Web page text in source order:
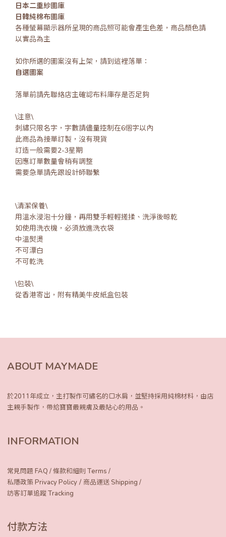
日本二重紗圖庫
日韓純棉布圖庫
各種螢幕顯示器所呈現的商品照可能會產生色差，商品顏色請
以實品為主
如你所選的圖案沒有上架，請到這裡落單：
自選圖案
落單前請先聯絡店主確認布料庫存是否足夠
\注意\
刺繡只限名字，字數請儘量控制在6個字以內
此商品為接單訂製，沒有現貨
訂造一般需要2-3星期
因應訂單數量會稍有調整
需要急單請先跟設計師聯繫
\清潔保養\
用溫水浸泡十分鐘，再用雙手輕輕搓揉、洗淨後晾乾
如使用洗衣機，必須放進洗衣袋
中溫熨燙
不可漂白
不可乾洗
\包裝\
從香港寄出，附有精美牛皮紙盒包裝
ABOUT MAYMADE
於2011年成立，主打製作可繡名的口水肩， 並堅持採用純棉材料，由店
主親手製作， 帶給寶寶最親膚及最貼心的用品。
INFORMATION
常見問題 FAQ /條款和細則 Terms /
私隱政策 Privacy Policy / 商品運送 Shipping /
訪客訂單追蹤 Tracking
付款方法